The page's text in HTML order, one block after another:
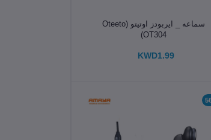
الإضافة إلى سلة التسوقسماعه _ ايربودز اوتيتو (Oteeto
OT304)
KWD1.99